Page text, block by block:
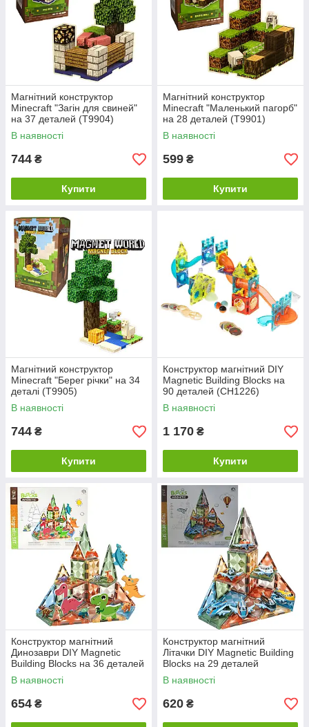
Магнітний конструктор
Minecraft "Загін для свиней"
на 37 деталей (Т9904)
В наявності
744 ₴
Купити
Магнітний конструктор
Minecraft "Маленький пагорб"
на 28 деталей (Т9901)
В наявності
599 ₴
Купити
Магнітний конструктор
Minecraft "Берег річки" на 34
деталі (Т9905)
В наявності
744 ₴
Купити
Конструктор магнітний DIY
Magnetic Building Blocks на
90 деталей (СН1226)
В наявності
1 170 ₴
Купити
Конструктор магнітний
Динозаври DIY Magnetic
Building Blocks на 36 деталей
(СН1214)
В наявності
654 ₴
Конструктор магнітний
Літачки DIY Magnetic Building
Blocks на 29 деталей
(СН1212)
В наявності
620 ₴